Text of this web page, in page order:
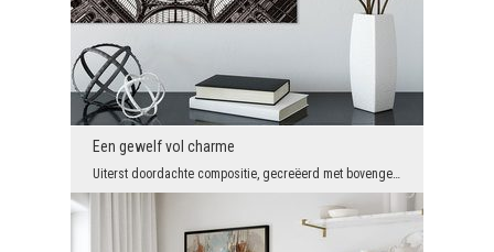
Een gewelf vol charme
Uiterst doordachte compositie, gecreëerd met bovengemiddelde aandacht voor detail, ingetogen kleu...